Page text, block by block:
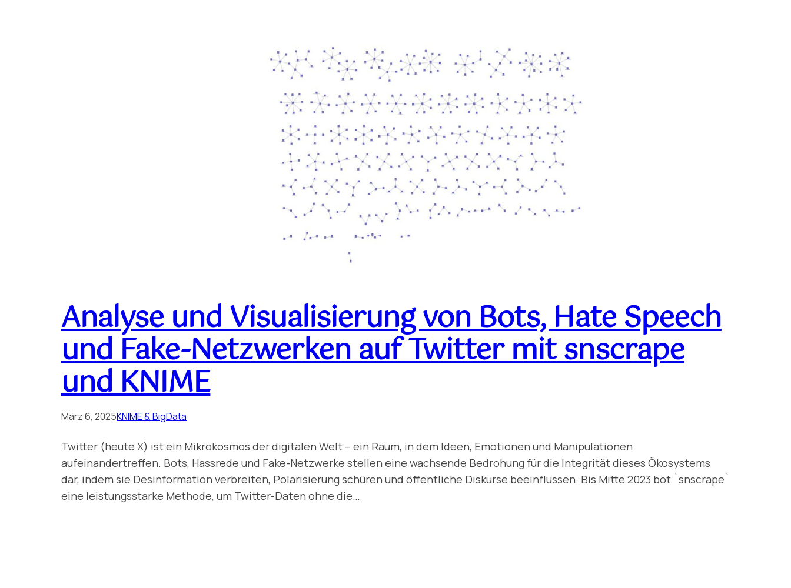
Analyse und Visualisierung von Bots, Hate Speech
und Fake-Netzwerken auf Twitter mit snscrape
und KNIME
März 6, 2025KNIME & BigData
Twitter (heute X) ist ein Mikrokosmos der digitalen Welt – ein Raum, in dem Ideen, Emotionen und Manipulationen
aufeinandertreffen. Bots, Hassrede und Fake-Netzwerke stellen eine wachsende Bedrohung für die Integrität dieses Ökosystems
dar, indem sie Desinformation verbreiten, Polarisierung schüren und öffentliche Diskurse beeinflussen. Bis Mitte 2023 bot `snscrape`
eine leistungsstarke Methode, um Twitter-Daten ohne die…